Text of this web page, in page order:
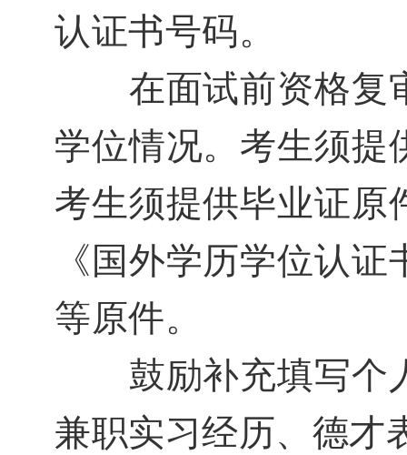
认证书号码。
在面试前资格复
学位情况。 考生须提
考生须提供毕业证原
《国外学历学位认
等原件。
鼓励补充填写个
兼职实习经历、德才